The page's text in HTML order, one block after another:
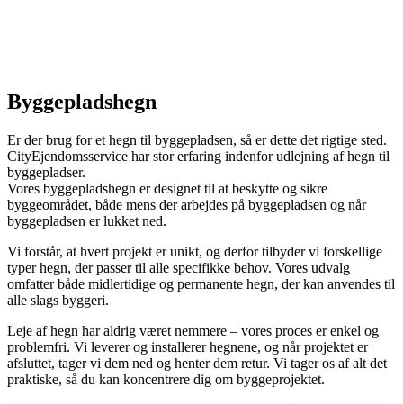
Byggepladshegn
Er der brug for et hegn til byggepladsen, så er dette det rigtige sted.
CityEjendomsservice har stor erfaring indenfor udlejning af hegn til
byggepladser.
Vores byggepladshegn er designet til at beskytte og sikre
byggeområdet, både mens der arbejdes på byggepladsen og når
byggepladsen er lukket ned.
Vi forstår, at hvert projekt er unikt, og derfor tilbyder vi forskellige
typer hegn, der passer til alle specifikke behov. Vores udvalg
omfatter både midlertidige og permanente hegn, der kan anvendes til
alle slags byggeri.
Leje af hegn har aldrig været nemmere – vores proces er enkel og
problemfri. Vi leverer og installerer hegnene, og når projektet er
afsluttet, tager vi dem ned og henter dem retur. Vi tager os af alt det
praktiske, så du kan koncentrere dig om byggeprojektet.